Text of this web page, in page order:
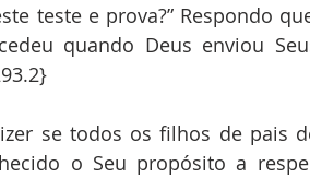
teste e prova?” Respondo
quando Deus enviou
se todos os filhos de pais
o Seu propósito a